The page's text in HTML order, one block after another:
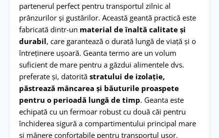
partenerul perfect pentru transportul zilnic al
prânzurilor și gustărilor. Această geantă practică este
fabricată dintr-un material de înaltă calitate și
durabil, care garantează o durată lungă de viață și o
întreținere ușoară. Geanta termo are un volum
suficient de mare pentru a găzdui alimentele dvs.
preferate și, datorită stratului de izolație,
păstrează mâncarea și băuturile proaspete
pentru o perioadă lungă de timp. Geanta este
echipată cu un fermoar robust cu două căi pentru
închiderea sigură a compartimentului principal mare
și mânere confortabile pentru transportul ușor.